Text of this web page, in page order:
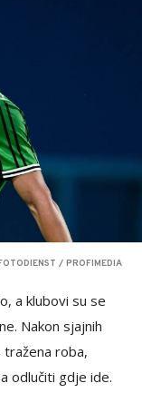
/ PROFIMEDIA
a klubovi su se
Nakon sjajnih
tražena roba,
odlučiti gdje ide.